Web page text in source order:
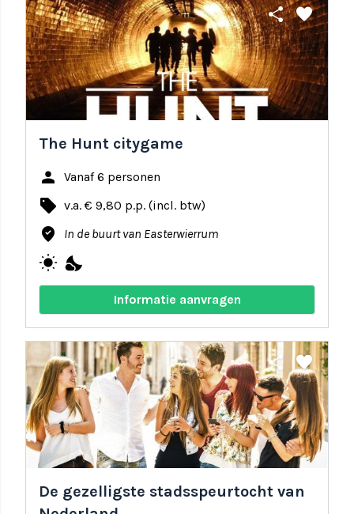
share favorite
The Hunt citygame
person Vanaf 6 personen
local_offer v.a. € 9,80 p.p. (incl. btw)
where_to_vote In de buurt van Easterwierrum
wb_sunny nights_stay
Informatie aanvragen
share favorite
De gezelligste stadsspeurtocht van